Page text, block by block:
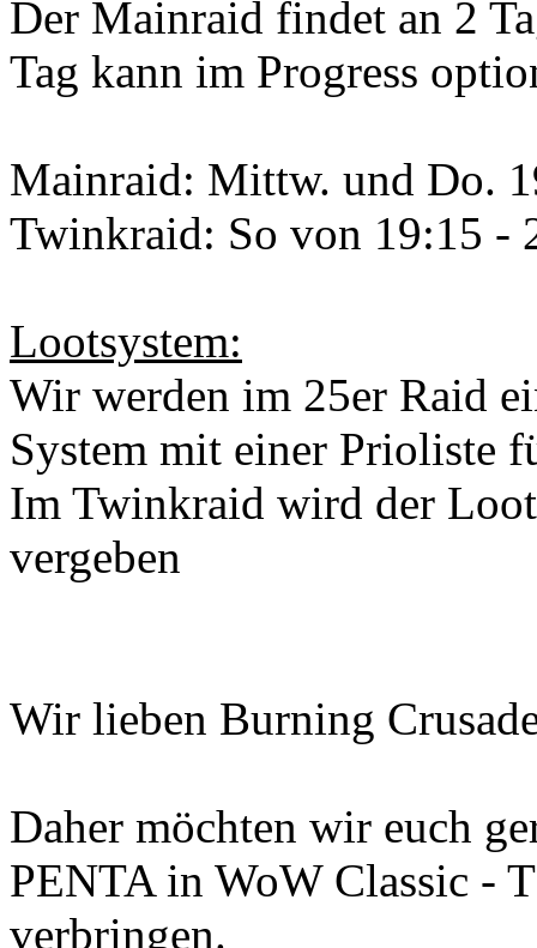
Der Mainraid findet an 2
Tag kann im Progress
Mainraid: Mittw. und Do.
Twinkraid: So von 19:15 -
Lootsystem:
Wir werden im 25er Raid
System mit einer Prioliste
Im Twinkraid wird der
vergeben
Wir lieben Burning
Daher möchten wir euch
PENTA in WoW Classic -
verbringen.